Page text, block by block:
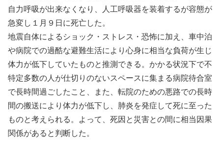
自力呼吸が出来なくなり、人工呼吸器を装着するが容態が
急変し１月９日に死亡した。
地震自体によるショック・ストレス・恐怖に加え、車中泊
や病院での過酷な避難生活により心身に相当な負荷が生じ
体力が低下していたものと推測できる。かかる状況下で不
特定多数の人が仕切りのないスペースに集まる病院待合室
で長時間過ごしたこと、また、転院のための悪路での長時
間の搬送により体力が低下し、肺炎を発症して死に至った
ものと考えられる。よって、死因と災害との間に相当因果
関係があると判断した。